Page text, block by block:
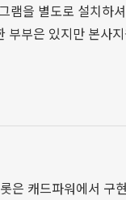
램을 별도로 설치하
부부은 있지만 본사
캐드파워에서 구